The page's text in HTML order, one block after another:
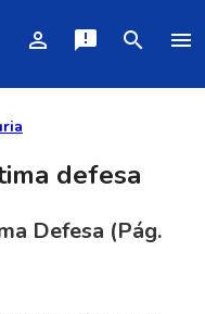
person_outline announcement search menu
defesa
Defesa (Pág.